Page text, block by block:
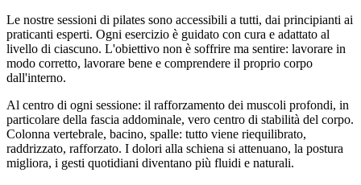
Le nostre sessioni di pilates sono accessibili a tutti, dai principianti ai
praticanti esperti. Ogni esercizio è guidato con cura e adattato al
livello di ciascuno. L'obiettivo non è soffrire ma sentire: lavorare in
modo corretto, lavorare bene e comprendere il proprio corpo
dall'interno.
Al centro di ogni sessione: il rafforzamento dei muscoli profondi, in
particolare della fascia addominale, vero centro di stabilità del corpo.
Colonna vertebrale, bacino, spalle: tutto viene riequilibrato,
raddrizzato, rafforzato. I dolori alla schiena si attenuano, la postura
migliora, i gesti quotidiani diventano più fluidi e naturali.